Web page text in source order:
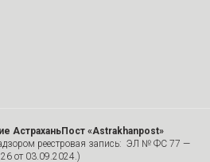
АстраханьПост «Astrakhanpost»
реестровая запись: ЭЛ № ФС 77 —
от 03.09.2024.)